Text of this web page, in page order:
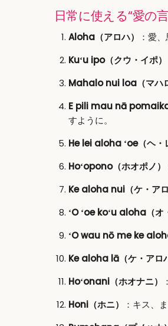
日常に使える“愛の
Aloha（アロハ）
：愛
Kuʻu ipo（クウ・イポ）
Mahalo nui loa（マハ
E pili mau nā
すように。
He lei aloha ʻoe（ヘ・
Hoʻopono（ホオポノ）
Ke aloha nui（ケ・アロ
ʻO ʻoe koʻu aloha（オ
ʻO wau nō me ke
Ke aloha lā（ケ・アロ
Hoʻonani（ホオナニ）
Honi（ホニ）
：キス、